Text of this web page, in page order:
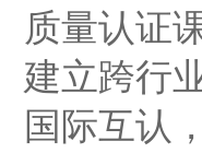
质量认证
建立跨行
国际互认